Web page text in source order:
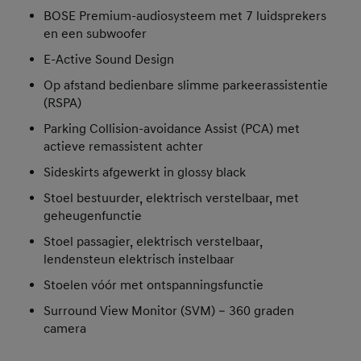
BOSE Premium-audiosysteem met 7 luidsprekers
en een subwoofer
E-Active Sound Design
Op afstand bedienbare slimme parkeerassistentie
(RSPA)
Parking Collision-avoidance Assist (PCA) met
actieve remassistent achter
Sideskirts afgewerkt in glossy black
Stoel bestuurder, elektrisch verstelbaar, met
geheugenfunctie
Stoel passagier, elektrisch verstelbaar,
lendensteun elektrisch instelbaar
Stoelen vóór met ontspanningsfunctie
Surround View Monitor (SVM) – 360 graden
camera